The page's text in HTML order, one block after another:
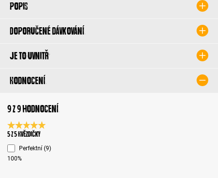
Popis
Doporučené dávkování
Je to uvnitř
Hodnocení
9 z 9 hodnocení
Průměrné hodnocení 5 z 5 hvězd
5 z 5 Hvězdičky
Perfektní (9)
100%